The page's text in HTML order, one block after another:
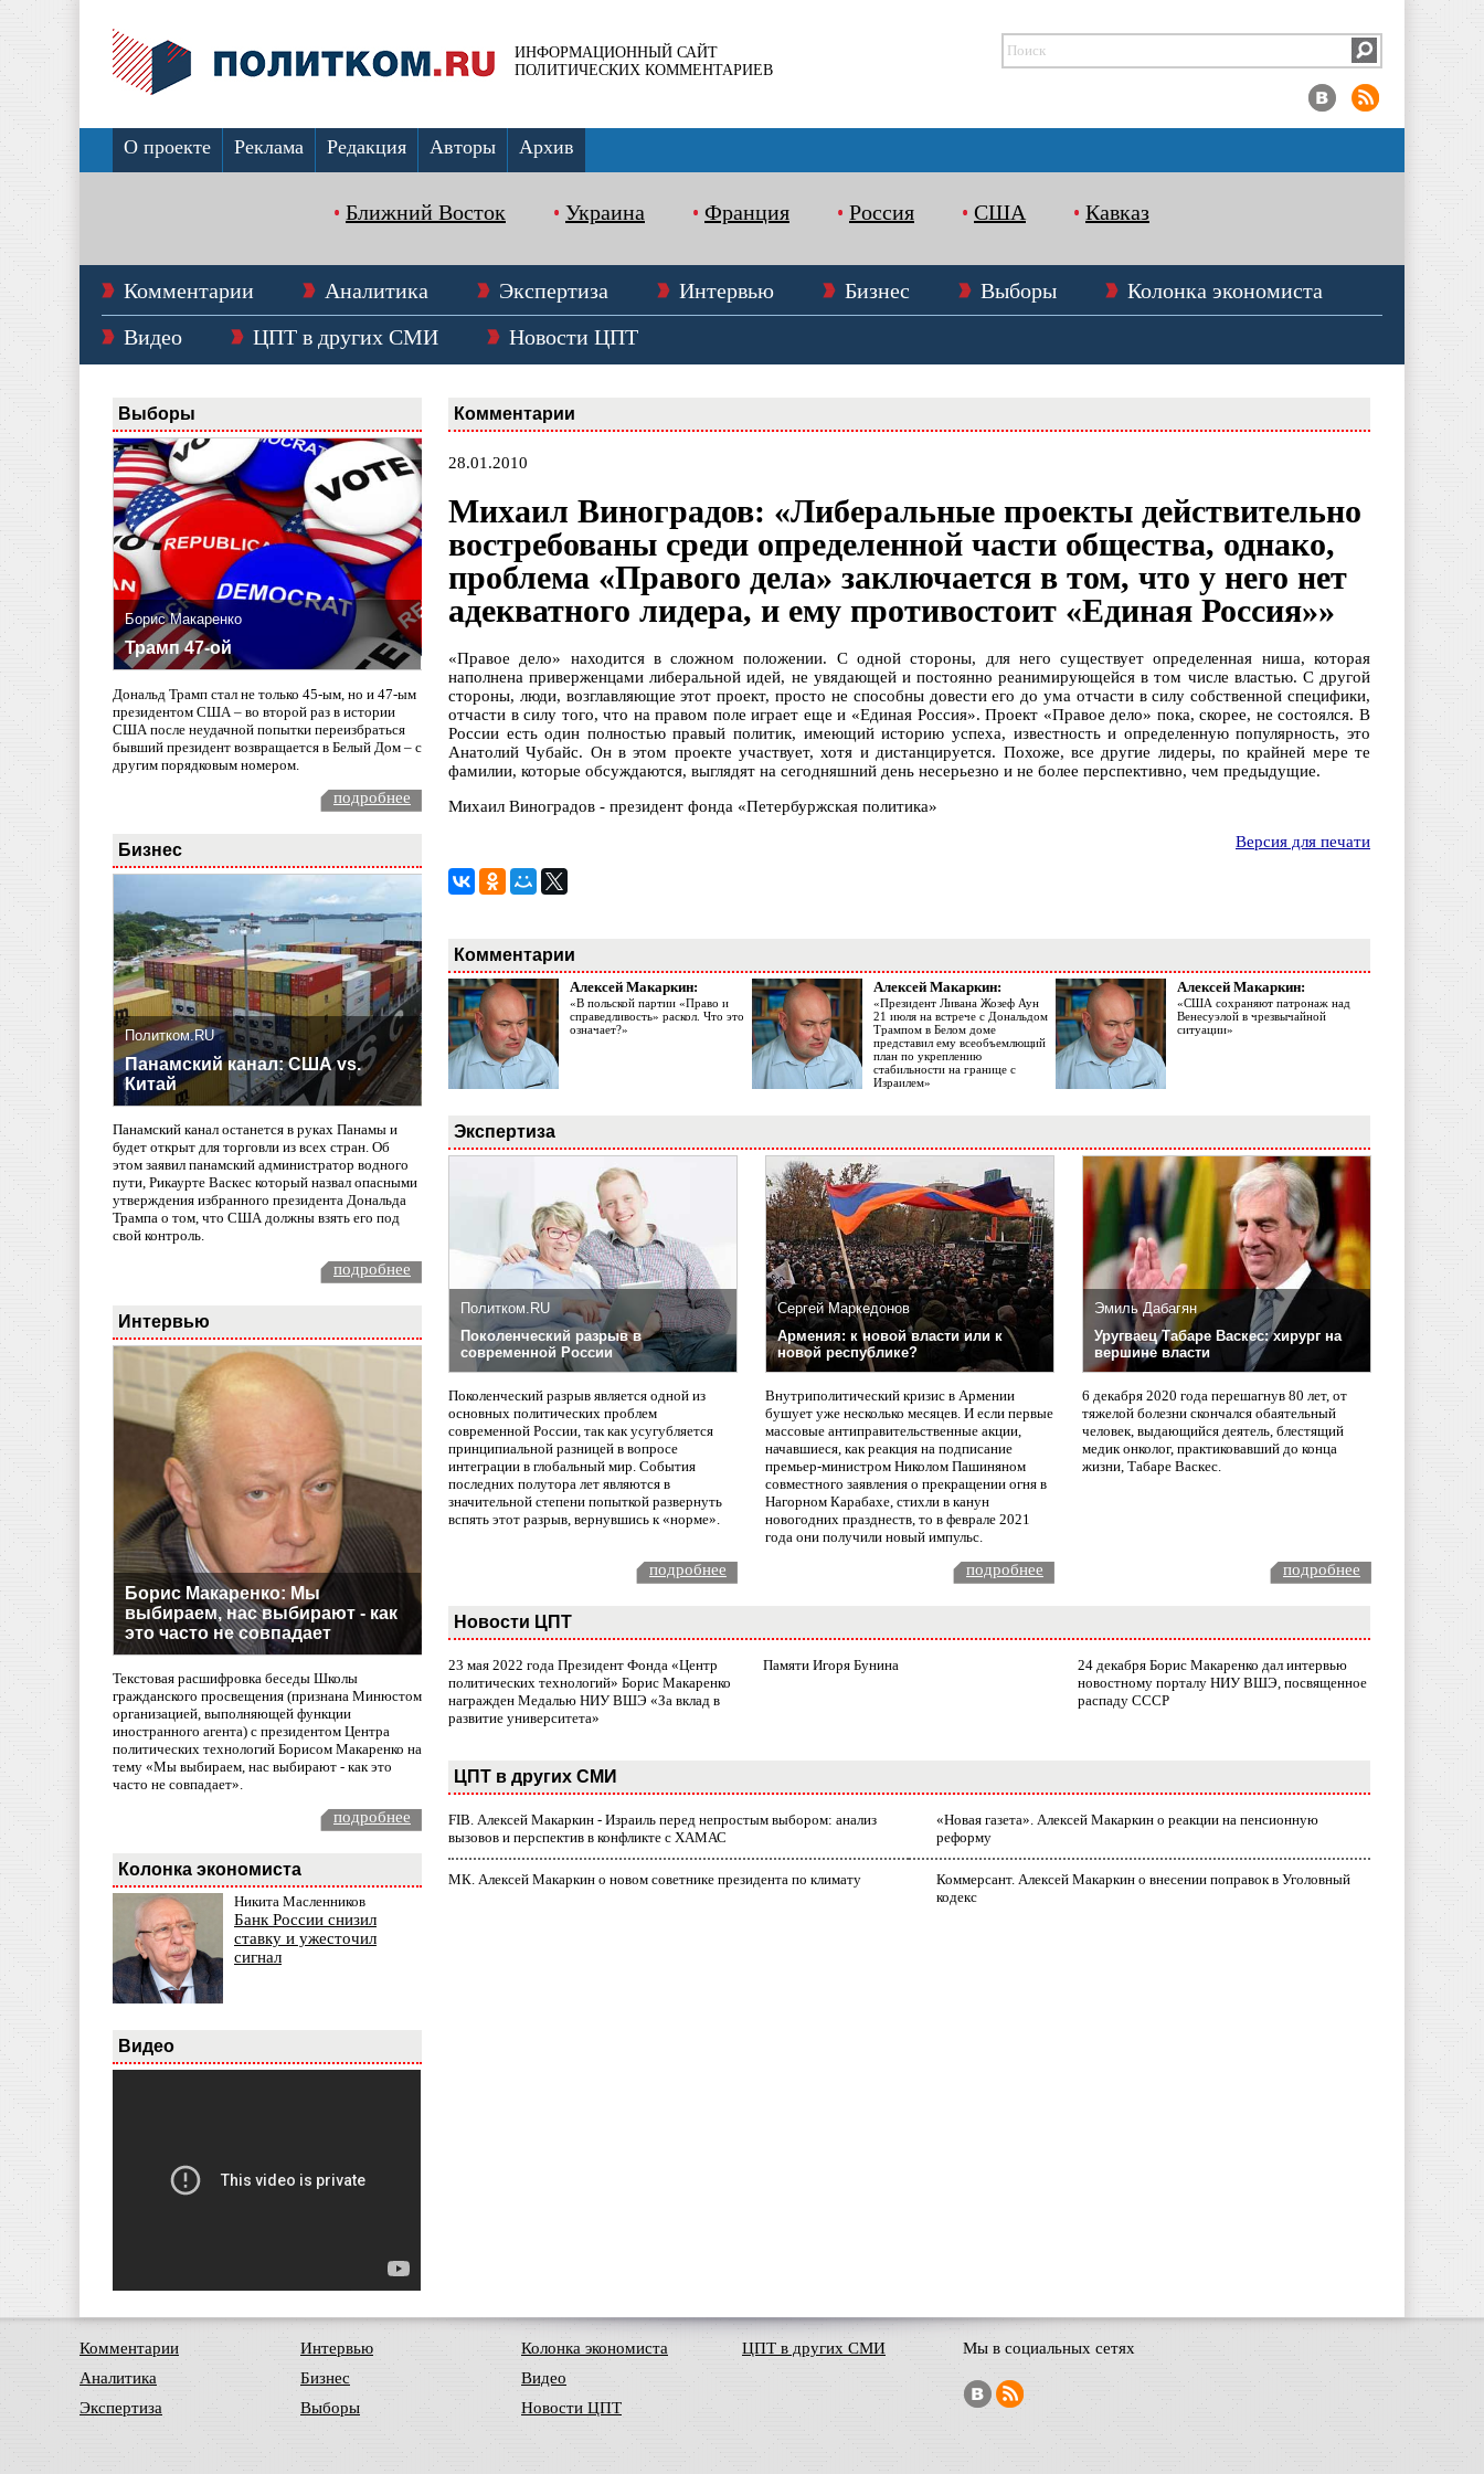
ИНФОРМАЦИОННЫЙ САЙТ
ПОЛИТИЧЕСКИХ КОММЕНТАРИЕВ
О проекте Реклама Редакция Авторы Архив
Ближний Восток Украина Франция Россия США Кавказ
Комментарии Аналитика Экспертиза Интервью Бизнес Выборы
Колонка экономиста
Видео
ЦПТ в других СМИ Новости ЦПТ
Выборы
Борис Макаренко
Трамп 47-ой
Дональд Трамп стал не только 45-ым, но и 47-ым
президентом США – во второй раз в истории
США после неудачной попытки переизбраться
бывший президент возвращается в Белый Дом – с
другим порядковым номером.
подробнее
Бизнес
Политком.RU
Панамский канал: США vs.
Китай
Панамский канал останется в руках Панамы и
будет открыт для торговли из всех стран. Об
этом заявил панамский администратор водного
пути, Рикаурте Васкес который назвал опасными
утверждения избранного президента Дональда
Трампа о том, что США должны взять его под
свой контроль.
подробнее
Интервью
Борис Макаренко: Мы
выбираем, нас выбирают - как
это часто не совпадает
Текстовая расшифровка беседы Школы
гражданского просвещения (признана Минюстом
организацией, выполняющей функции
иностранного агента) с президентом Центра
политических технологий Борисом Макаренко на
тему «Мы выбираем, нас выбирают - как это
часто не совпадает».
подробнее
Колонка экономиста
Никита Масленников
Банк России снизил
ставку и ужесточил
сигнал
Видео
Комментарии
28.01.2010
Михаил Виноградов: «Либеральные проекты действительно
востребованы среди определенной части общества, однако,
проблема «Правого дела» заключается в том, что у него нет
адекватного лидера, и ему противостоит «Единая Россия»»
«Правое дело» находится в сложном положении. С одной стороны, для него существует определенная ниша, которая
наполнена приверженцами либеральной идей, не увядающей и постоянно реанимирующейся в том числе властью. С другой
стороны, люди, возглавляющие этот проект, просто не способны довести его до ума отчасти в силу собственной специфики,
отчасти в силу того, что на правом поле играет еще и «Единая Россия». Проект «Правое дело» пока, скорее, не состоялся. В
России есть один полностью правый политик, имеющий историю успеха, известность и определенную популярность, это
Анатолий Чубайс. Он в этом проекте участвует, хотя и дистанцируется. Похоже, все другие лидеры, по крайней мере те
фамилии, которые обсуждаются, выглядят на сегодняшний день несерьезно и не более перспективно, чем предыдущие.
Михаил Виноградов - президент фонда «Петербуржская политика»
Версия для печати
Комментарии
Алексей Макаркин:
«В польской партии «Право и
справедливость» раскол. Что это
означает?»
Алексей Макаркин:
«Президент Ливана Жозеф Аун
21 июля на встрече с Дональдом
Трампом в Белом доме
представил ему всеобъемлющий
план по укреплению
стабильности на границе с
Израилем»
Алексей Макаркин:
«США сохраняют патронаж над
Венесуэлой в чрезвычайной
ситуации»
Экспертиза
Политком.RU
Поколенческий разрыв в
современной России
Поколенческий разрыв является одной из
основных политических проблем
современной России, так как усугубляется
принципиальной разницей в вопросе
интеграции в глобальный мир. События
последних полутора лет являются в
значительной степени попыткой развернуть
вспять этот разрыв, вернувшись к «норме».
Сергей Маркедонов
Армения: к новой власти или к
новой республике?
Внутриполитический кризис в Армении
бушует уже несколько месяцев. И если первые
массовые антиправительственные акции,
начавшиеся, как реакция на подписание
премьер-министром Николом Пашиняном
совместного заявления о прекращении огня в
Нагорном Карабахе, стихли в канун
новогодних празднеств, то в феврале 2021
года они получили новый импульс.
Эмиль Дабагян
Уругваец Табаре Васкес: хирург на
вершине власти
6 декабря 2020 года перешагнув 80 лет, от
тяжелой болезни скончался обаятельный
человек, выдающийся деятель, блестящий
медик онколог, практиковавший до конца
жизни, Табаре Васкес.
подробнее подробнее подробнее
Новости ЦПТ
23 мая 2022 года Президент Фонда «Центр
политических технологий» Борис Макаренко
награжден Медалью НИУ ВШЭ «За вклад в
развитие университета»
Памяти Игоря Бунина
24 декабря Борис Макаренко дал интервью
новостному порталу НИУ ВШЭ, посвященное
распаду СССР
ЦПТ в других СМИ
FIB. Алексей Макаркин - Израиль перед непростым выбором: анализ
вызовов и перспектив в конфликте с ХАМАС
«Новая газета». Алексей Макаркин о реакции на пенсионную
реформу
МК. Алексей Макаркин о новом советнике президента по климату
Коммерсант. Алексей Макаркин о внесении поправок в Уголовный
кодекс
Комментарии
Аналитика
Экспертиза
Интервью
Бизнес
Выборы
Колонка экономиста
Видео
Новости ЦПТ
ЦПТ в других СМИ Мы в социальных сетях